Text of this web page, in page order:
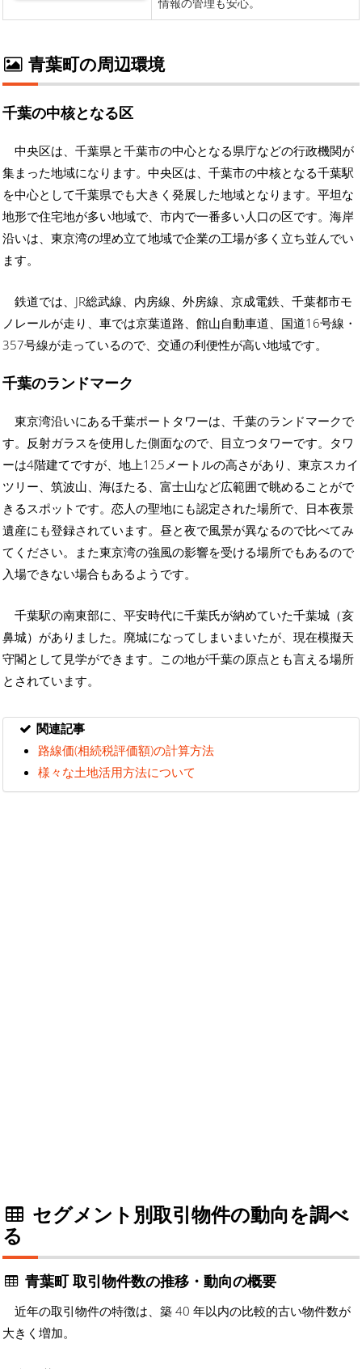
青葉町の周辺環境
千葉の中核となる区
中央区は、千葉県と千葉市の中心となる県庁などの行政機関が
集まった地域になります。中央区は、千葉市の中核となる千葉駅
を中心として千葉県でも大きく発展した地域となります。平坦な
地形で住宅地が多い地域で、市内で一番多い人口の区です。海岸
沿いは、東京湾の埋め立て地域で企業の工場が多く立ち並んでい
ます。
鉄道では、JR総武線、内房線、外房線、京成電鉄、千葉都市モ
ノレールが走り、車では京葉道路、館山自動車道、国道16号線・
357号線が走っているので、交通の利便性が高い地域です。
千葉のランドマーク
東京湾沿いにある千葉ポートタワーは、千葉のランドマークで
す。反射ガラスを使用した側面なので、目立つタワーです。タワ
ーは4階建てですが、地上125メートルの高さがあり、東京スカイ
ツリー、筑波山、海ほたる、富士山など広範囲で眺めることがで
きるスポットです。恋人の聖地にも認定された場所で、日本夜景
遺産にも登録されています。昼と夜で風景が異なるので比べてみ
てください。また東京湾の強風の影響を受ける場所でもあるので
入場できない場合もあるようです。
千葉駅の南東部に、平安時代に千葉氏が納めていた千葉城（亥
鼻城）がありました。廃城になってしまいまいたが、現在模擬天
守閣として見学ができます。この地が千葉の原点とも言える場所
とされています。
関連記事
路線価(相続税評価額)の計算方法
様々な土地活用方法について
セグメント別取引物件の動向を調べ
る
青葉町 取引物件数の推移・動向の概要
近年の取引物件の特徴は、築 40 年以内の比較的古い物件数が
大きく増加。